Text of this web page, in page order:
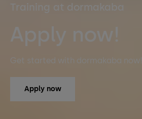
Training at dormakaba
Apply now!
Get started with dormakaba now!
Apply now